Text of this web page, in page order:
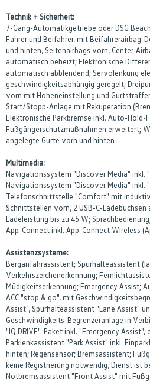
Technik + Sicherheit:
7-Gang-Automatikgetriebe oder DSG
Fahrer und Beifahrer, mit Beifahrerairbag-
und hinten, Seitenairbags vorn, Center-
automatisch beheizt; Elektronische
automatisch abblendend; Servolenkung
geschwindigkeitsabhängig geregelt;
vorn mit Höheneinstellung und
Start/Stopp-Anlage mit Rekuperation
Elektronische Parkbremse inkl. Auto-Hold-
Fußgängerschutzmaßnahmen erweitert;
angelegte Gurte vorn und hinten
Multimedia:
Navigationssystem "Discover Media" inkl.
Navigationssystem "Discover Media" inkl.
Telefonschnittstelle "Comfort" mit
Schnittstellen vorn, 2 USB-C-
Ladeleistung bis zu 45 W;
App-Connect inkl. App-Connect Wireless
Assistenzsysteme:
Berganfahrassistent; Spurhalteassistent
Verkehrszeichenerkennung;
Müdigkeitserkennung; Emergency Assist;
ACC "stop & go", mit
Assist", Spurhalteassistent "Lane Assist"
Geschwindigkeits-Begrenzeranlage in
"IQ.DRIVE"-Paket inkl. "Emergency
Parklenkassistent "Park Assist" inkl.
hinten; Regensensor; Bremsassistent;
keine Registrierung notwendig, Dienst ist
Notbremsassistent "Front Assist" mit